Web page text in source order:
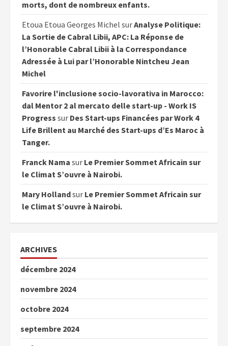
morts, dont de nombreux enfants.
Etoua Etoua Georges Michel surAnalyse Politique:
La Sortie de Cabral Libii, APC: La Réponse de
l’Honorable Cabral Libii à la Correspondance
Adressée à Lui par l’Honorable Nintcheu Jean
Michel
Favorire l'inclusione socio-lavorativa in Marocco:
dal Mentor 2 al mercato delle start-up - Work IS
Progress sur Des Start-ups Financées par Work 4
Life Brillent au Marché des Start-ups d’Es Maroc à
Tanger.
Franck Nama sur Le Premier Sommet Africain sur
le Climat S’ouvre à Nairobi.
Mary Hollandsur Le Premier Sommet Africain sur
le Climat S’ouvre à Nairobi.
ARCHIVES
décembre 2024
novembre 2024
octobre 2024
septembre 2024